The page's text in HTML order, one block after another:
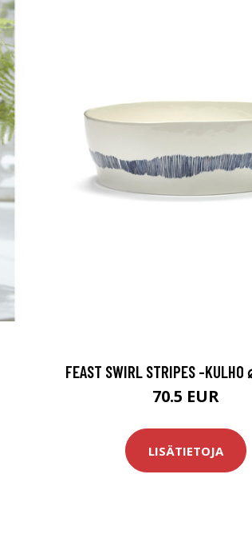
FEAST SWIRL STRIPES -
70.5 EUR
LISÄTIETOJA